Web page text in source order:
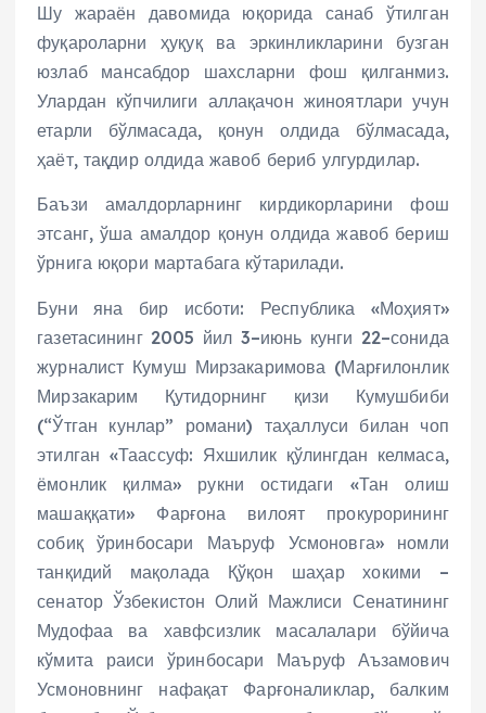
Шу жараён давомида юқорида санаб ўтилган
фуқароларни ҳуқуқ ва эркинликларини бузган
юзлаб мансабдор шахсларни фош қилганмиз.
Улардан кўпчилиги аллақачон жиноятлари учун
етарли бўлмасада, қонун олдида бўлмасада,
ҳаёт, тақдир олдида жавоб бериб улгурдилар.
Баъзи амалдорларнинг кирдикорларини фош
этсанг, ўша амалдор қонун олдида жавоб бериш
ўрнига юқори мартабага кўтарилади.
Буни яна бир исботи: Республика «Моҳият»
газетасининг 2005 йил 3–июнь кунги 22–сонида
журналист Кумуш Мирзакаримова (Марғилонлик
Мирзакарим Қутидорнинг қизи Кумушбиби
(“Ўтган кунлар” романи) таҳаллуси билан чоп
этилган «Таассуф: Яхшилик қўлингдан келмаса,
ёмонлик қилма» рукни остидаги «Тан олиш
машаққати» Фарғона вилоят прокурорининг
собиқ ўринбосари Маъруф Усмоновга» номли
танқидий мақолада Қўқон шаҳар хокими –
сенатор Ўзбекистон Олий Мажлиси Сенатининг
Мудофаа ва хавфсизлик масалалари бўйича
кўмита раиси ўринбосари Маъруф Аъзамович
Усмоновнинг нафақат Фарғоналиклар, балким